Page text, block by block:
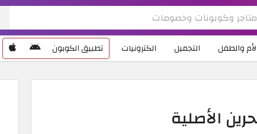
والطفل التجميل الكترونيات تطبيق الكوبون
الأصلية